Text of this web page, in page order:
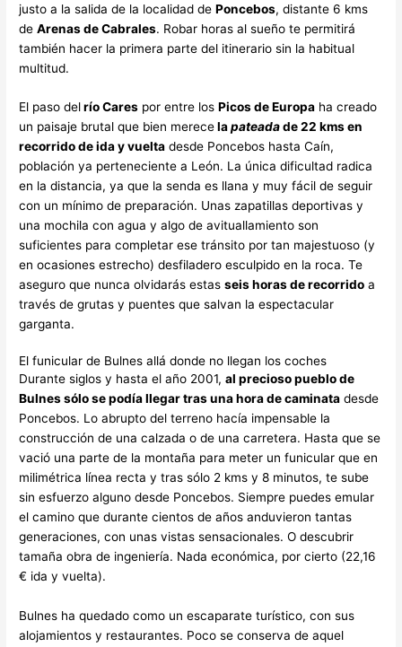
justo a la salida de la localidad dePoncebos, distante 6 kms
deArenas de Cabrales. Robar horas al sueño te permitirá
también hacer la primera parte del itinerario sin la habitual
multitud.
El paso delrío Cares por entre losPicos de Europa ha creado
un paisaje brutal que bien merecelapateadade 22 kms en
recorrido de ida y vuelta desde Poncebos hasta Caín,
población ya perteneciente a León. La única dificultad radica
en la distancia, ya que la senda es llana y muy fácil de seguir
con un mínimo de preparación. Unas zapatillas deportivas y
una mochila con agua y algo de avituallamiento son
suficientes para completar ese tránsito por tan majestuoso (y
en ocasiones estrecho) desfiladero esculpido en la roca. Te
aseguro que nunca olvidarás estasseis horas de recorrido a
través de grutas y puentes que salvan la espectacular
garganta.
El funicular de Bulnes allá donde no llegan los coches
Durante siglos y hasta el año 2001,al precioso pueblo de
Bulnes sólo se podía llegar tras una hora de caminata desde
Poncebos. Lo abrupto del terreno hacía impensable la
construcción de una calzada o de una carretera. Hasta que se
vació una parte de la montaña para meter un funicular que en
milimétrica línea recta y tras sólo 2 kms y 8 minutos, te sube
sin esfuerzo alguno desde Poncebos. Siempre puedes emular
el camino que durante cientos de años anduvieron tantas
generaciones, con unas vistas sensacionales. O descubrir
tamaña obra de ingeniería. Nada económica, por cierto (22,16
€ ida y vuelta).
Bulnes ha quedado como un escaparate turístico, con sus
alojamientos y restaurantes. Poco se conserva de aquel